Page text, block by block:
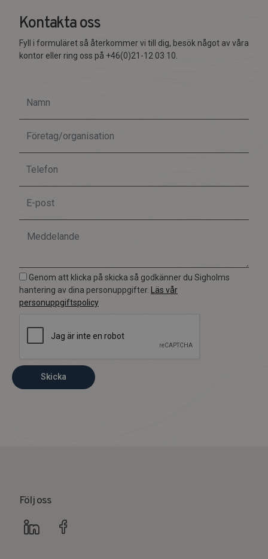
Kontakta oss
Fyll i formuläret så återkommer vi till dig, besök något av våra
kontor eller ring oss på +46(0)21-12 03 10.
Genom att klicka på skicka så godkänner du Sigholms
hantering av dina personuppgifter. Läs vår
personuppgiftspolicy
Skicka
Följ oss